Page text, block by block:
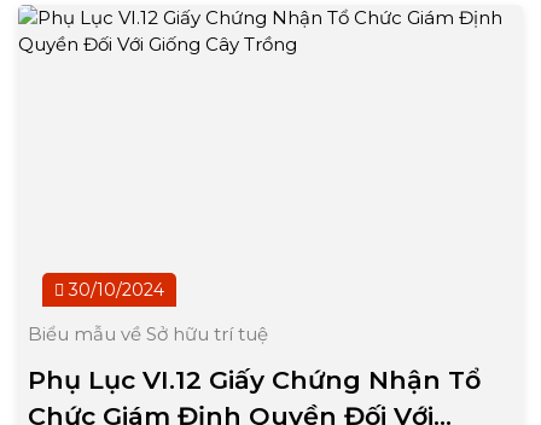
30/10/2024
Biểu mẫu về Sở hữu trí tuệ
Phụ Lục VI.12 Giấy Chứng Nhận Tổ
Chức Giám Định Quyền Đối Với